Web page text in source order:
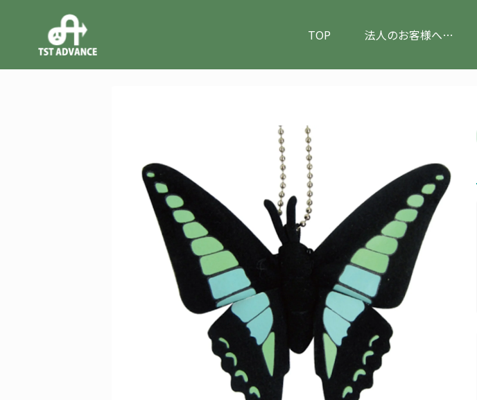
TOP 法人のお客様へ(ぬいぐるみのOEM)